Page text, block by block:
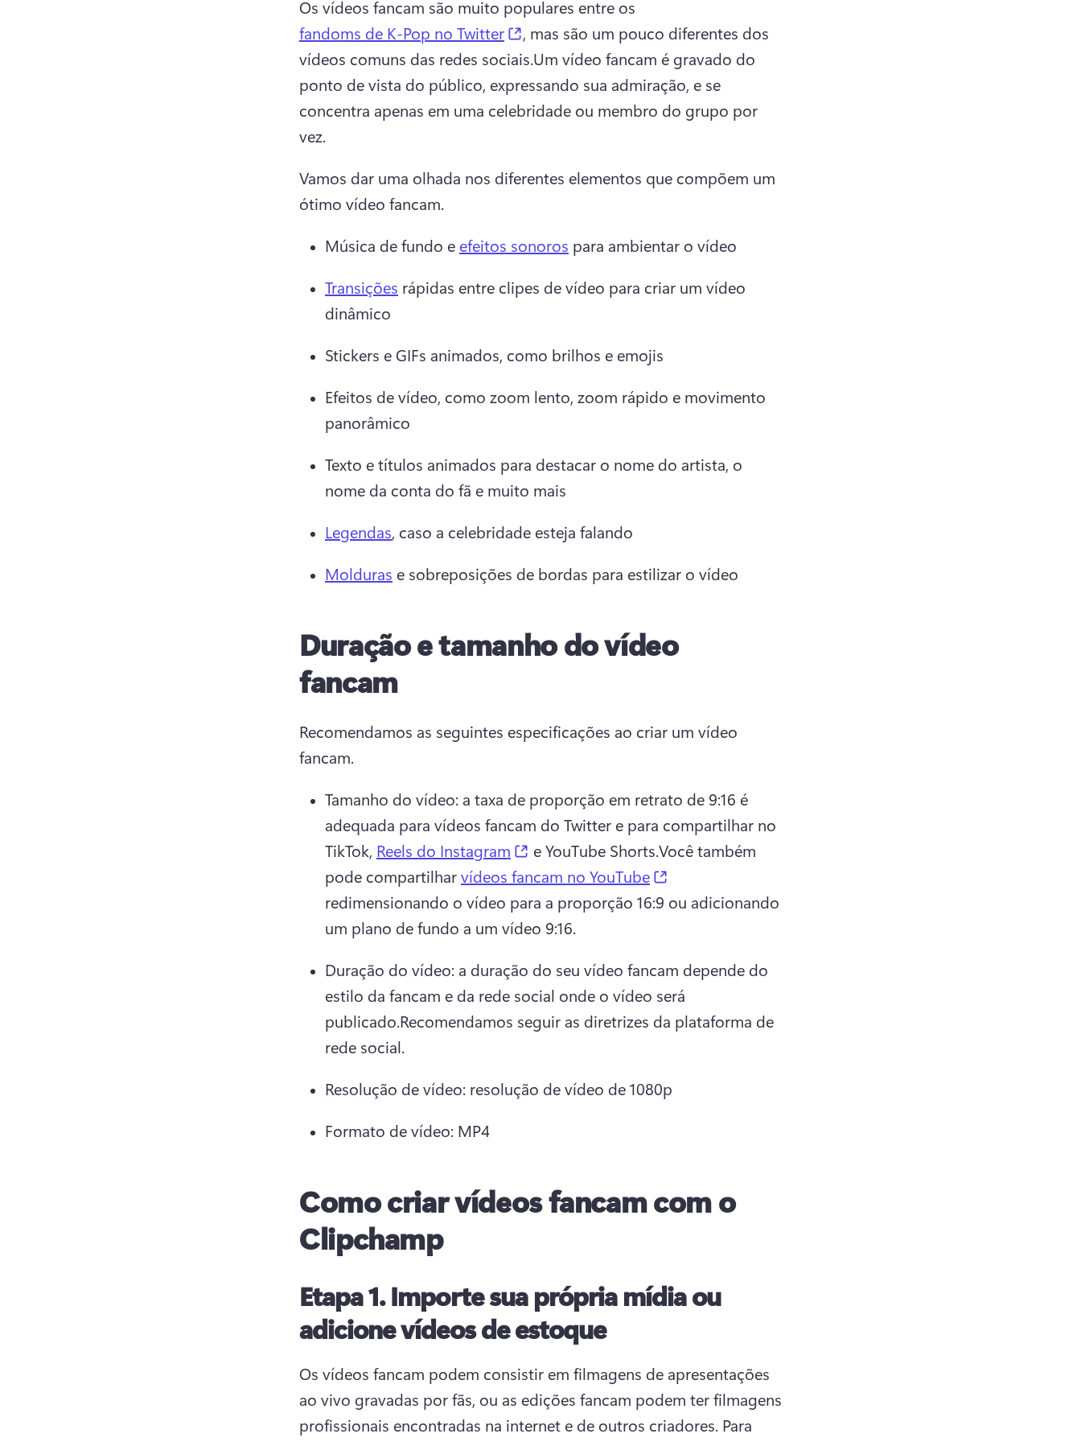
Os vídeos fancam são muito populares entre os
fandoms de K-Pop no Twitter
(opens in a new tab)
, mas são um pouco diferentes dos
vídeos comuns das redes sociais.Um vídeo fancam é gravado do
ponto de vista do público, expressando sua admiração, e se
concentra apenas em uma celebridade ou membro do grupo por
vez.
Vamos dar uma olhada nos diferentes elementos que compõem um
ótimo vídeo fancam.
Música de fundo e efeitos sonoros para ambientar o vídeo
Transições rápidas entre clipes de vídeo para criar um vídeo
dinâmico
Stickers e GIFs animados, como brilhos e emojis
Efeitos de vídeo, como zoom lento, zoom rápido e movimento
panorâmico
Texto e títulos animados para destacar o nome do artista, o
nome da conta do fã e muito mais
Legendas, caso a celebridade esteja falando
Molduras e sobreposições de bordas para estilizar o vídeo
Duração e tamanho do vídeo
fancam
Recomendamos as seguintes especificações ao criar um vídeo
fancam.
Tamanho do vídeo: a taxa de proporção em retrato de 9:16 é
adequada para vídeos fancam do Twitter e para compartilhar no
TikTok, Reels do Instagram (opens in a new tab)
e YouTube Shorts.Você também
pode compartilhar vídeos fancam no YouTube
redimensionando o vídeo para a proporção 16:9 ou adicionando
um plano de fundo a um vídeo 9:16.
Duração do vídeo: a duração do seu vídeo fancam depende do
estilo da fancam e da rede social onde o vídeo será
publicado.Recomendamos seguir as diretrizes da plataforma de
rede social.
Resolução de vídeo: resolução de vídeo de 1080p
Formato de vídeo: MP4
Como criar vídeos fancam com o
Clipchamp
Etapa 1.Importe sua própria mídia ou
adicione vídeos de estoque
Os vídeos fancam podem consistir em filmagens de apresentações
ao vivo gravadas por fãs, ou as edições fancam podem ter filmagens
profissionais encontradas na internet e de outros criadores. Para